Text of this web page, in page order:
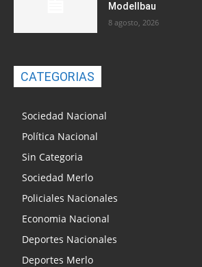
Modellbau
8 agosto, 2026
CATEGORIAS
Sociedad Nacional
Política Nacional
Sin Categoria
Sociedad Merlo
Policiales Nacionales
Economia Nacional
Deportes Nacionales
Deportes Merlo